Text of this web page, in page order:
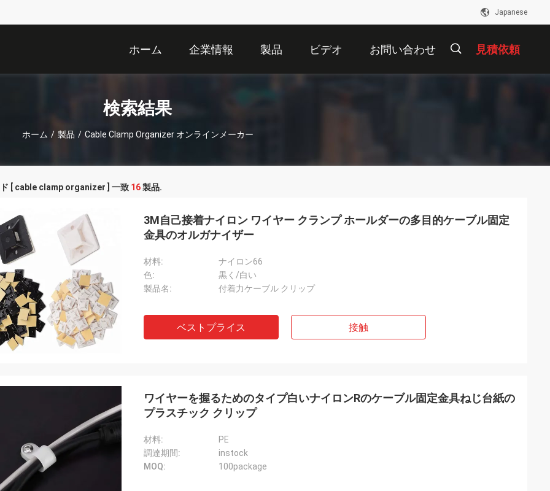
Japanese
ホーム 企業情報 製品 ビデオ お問い合わせ 見積依頼
検索結果
ホーム / 製品 / Cable Clamp Organizer オンラインメーカー
[ cable clamp organizer ] 一致 16製品.
3M自己接着ナイロン ワイヤー クランプ ホールダーの多目的ケーブル固定
金具のオルガナイザー
材料:
ナイロン66
色:
黒く/白い
製品名:
付着力ケーブル クリップ
ベストプライス 接触
ワイヤーを握るためのタイプ白いナイロンRのケーブル固定金具ねじ台紙の
プラスチック クリップ
材料:
PE
調達期間:
instock
MOQ:
100package